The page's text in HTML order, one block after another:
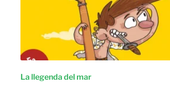
La llegenda del mar